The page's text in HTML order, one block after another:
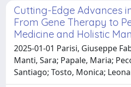
Cutting-Edge Advances
From Gene Therapy to
Medicine and Holistic
2025-01-01 Parisi, Giuseppe
Manti, Sara; Papale, Maria;
Santiago; Tosto, Monica;